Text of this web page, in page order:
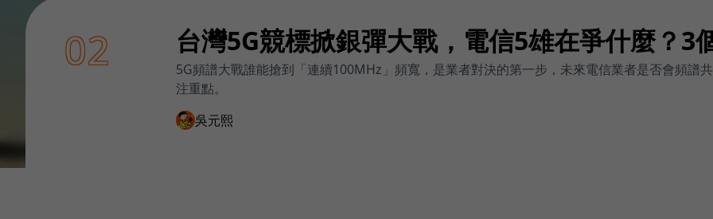
02 台灣5G競標掀銀彈大戰，電信5雄在爭什麼？3
5G頻譜大戰誰能搶到「連續100MHz」頻寬，是業者對決的第一步，未來電信業者是否會頻譜
注重點。
吳元熙